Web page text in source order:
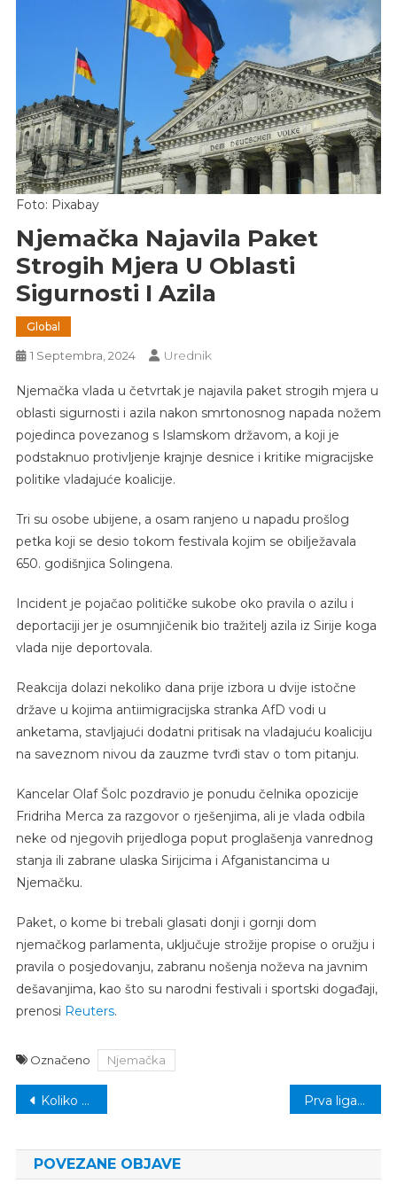
Foto: Pixabay
Njemačka Najavila Paket
Strogih Mjera U Oblasti
Sigurnosti I Azila
Global
1 Septembra, 2024 Urednik
Njemačka vlada u četvrtak je najavila paket strogih mjera u
oblasti sigurnosti i azila nakon smrtonosnog napada nožem
pojedinca povezanog s Islamskom državom, a koji je
podstaknuo protivljenje krajnje desnice i kritike migracijske
politike vladajuće koalicije.
Tri su osobe ubijene, a osam ranjeno u napadu prošlog
petka koji se desio tokom festivala kojim se obilježavala
650. godišnjica Solingena.
Incident je pojačao političke sukobe oko pravila o azilu i
deportaciji jer je osumnjičenik bio tražitelj azila iz Sirije koga
vlada nije deportovala.
Reakcija dolazi nekoliko dana prije izbora u dvije istočne
države u kojima antiimigracijska stranka AfD vodi u
anketama, stavljajući dodatni pritisak na vladajuću koaliciju
na saveznom nivou da zauzme tvrđi stav o tom pitanju.
Kancelar Olaf Šolc pozdravio je ponudu čelnika opozicije
Fridriha Merca za razgovor o rješenjima, ali je vlada odbila
neke od njegovih prijedloga poput proglašenja vanrednog
stanja ili zabrane ulaska Sirijcima i Afganistancima u
Njemačku.
Paket, o kome bi trebali glasati donji i gornji dom
njemačkog parlamenta, uključuje strožije propise o oružju i
pravila o posjedovanju, zabranu nošenja noževa na javnim
dešavanjima, kao što su narodni festivali i sportski događaji,
prenosi Reuters.
Označeno Njemačka
Navigacija
Koliko koraka ljudi u prosjeku naprave dnevno Prva liga TK: Rainci nose tri boda iz Puračića, Mladost 78 ubilježila domaću pobjedu
POVEZANE OBJAVE